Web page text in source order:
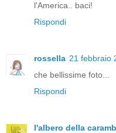
l'America.. baci!
Rispondi
rossella 21 febbraio
che bellissime foto...
Rispondi
l'albero della